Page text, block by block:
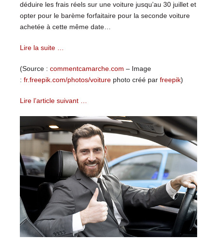
déduire les frais réels sur une voiture jusqu’au 30 juillet et
opter pour le barème forfaitaire pour la seconde voiture
achetée à cette même date…
Lire la suite …
(Source : commentcamarche.com – Image
: fr.freepik.com/photos/voiturephoto créé par freepik)
Lire l’article suivant …